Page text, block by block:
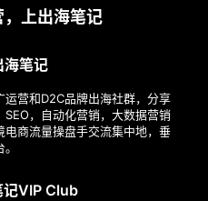
上出海笔记
海笔记
营和D2C品牌出海社群，分享
，自动化营销，大数据营销
商流量操盘手交流集中地，垂
记VIP Club